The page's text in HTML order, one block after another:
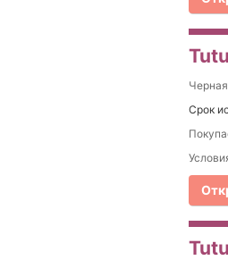
Срок